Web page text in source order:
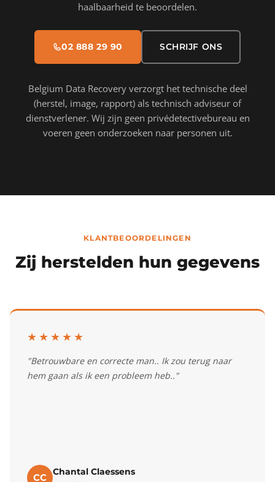
haalbaarheid te beoordelen.
02 888 29 90 SCHRIJF ONS
Belgium Data Recovery verzorgt het technische deel
(herstel, image, rapport) als technisch adviseur of
dienstverlener. Wij zijn geen privédetectivebureau en
voeren geen onderzoeken naar personen uit.
KLANTBEOORDELINGEN
Zij herstelden hun gegevens
★★★★★
"Betrouwbare en correcte man.. Ik zou terug naar
hem gaan als ik een probleem heb.."
CC Chantal Claessens